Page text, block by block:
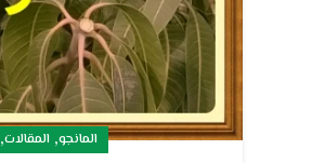
المانجو, المقالات,